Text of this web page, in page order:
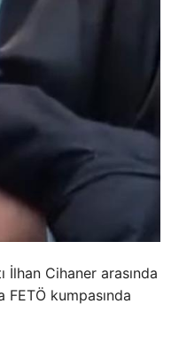
Cihaner arasında
kumpasında